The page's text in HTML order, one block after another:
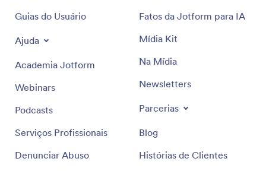
Guias do Usuário
Ajuda
Academia Jotform
Webinars
Podcasts
Serviços Profissionais
Denunciar Abuso
Fatos da Jotform para IA
Mídia Kit
Na Mídia
Newsletters
Parcerias
Blog
Histórias de Clientes